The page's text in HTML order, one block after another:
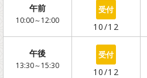
午前
10:00～12:00
○
10/12
午後
13:30～15:30
○
10/12